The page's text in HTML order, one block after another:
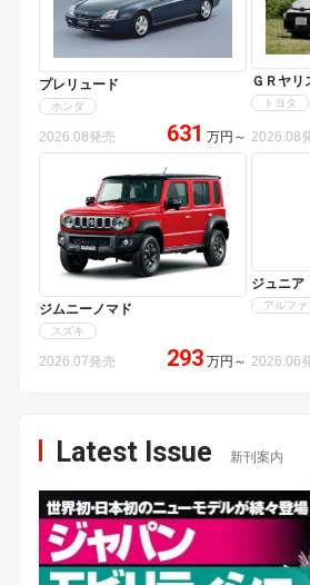
プレリュード
ホンダ
2026.08発売 631 万円 ～
ＧＲヤリ
トヨタ
2026.08
ジムニーノマド
スズキ
2026.07発売 293 万円 ～
ジュニア
アルファ
2026.06
Latest Issue 新刊案内